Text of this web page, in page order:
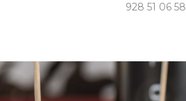
928 51 06 58